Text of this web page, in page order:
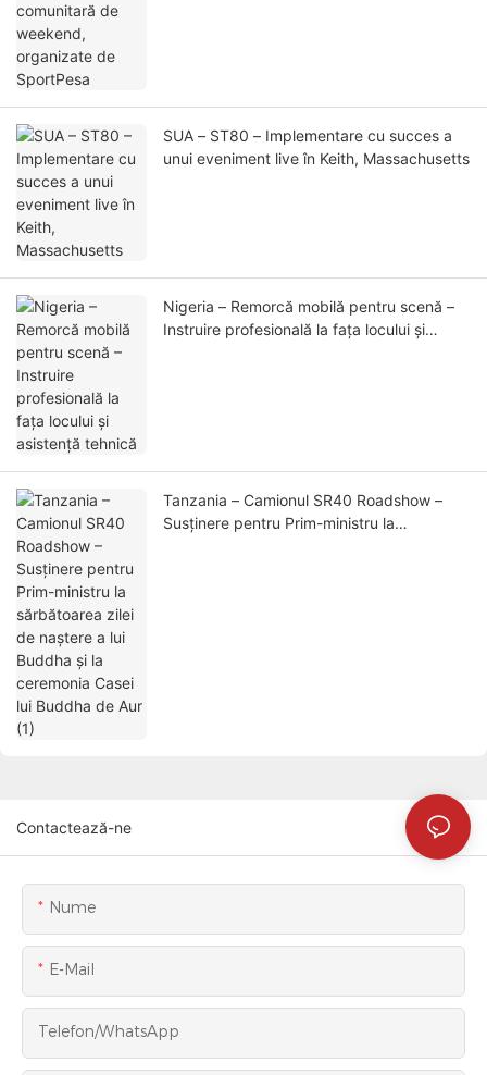
SUA – ST80 – Implementare cu succes a
unui eveniment live în Keith, Massachusetts
Nigeria – Remorcă mobilă pentru scenă –
Instruire profesională la fața locului și
Tanzania – Camionul SR40 Roadshow –
Susținere pentru Prim-ministru la
Contactează-ne
Nume
E-Mail
Telefon/WhatsApp